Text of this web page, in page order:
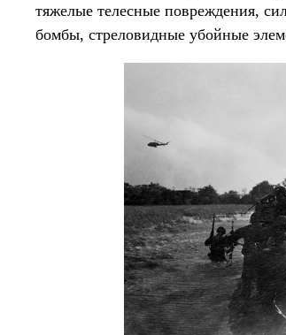
тяжелые телесные повреждения,
бомбы, стреловидные убойные